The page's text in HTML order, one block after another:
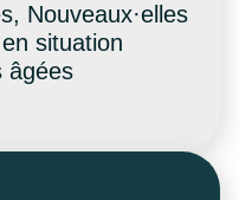
Nouveaux·elles
situation
âgées